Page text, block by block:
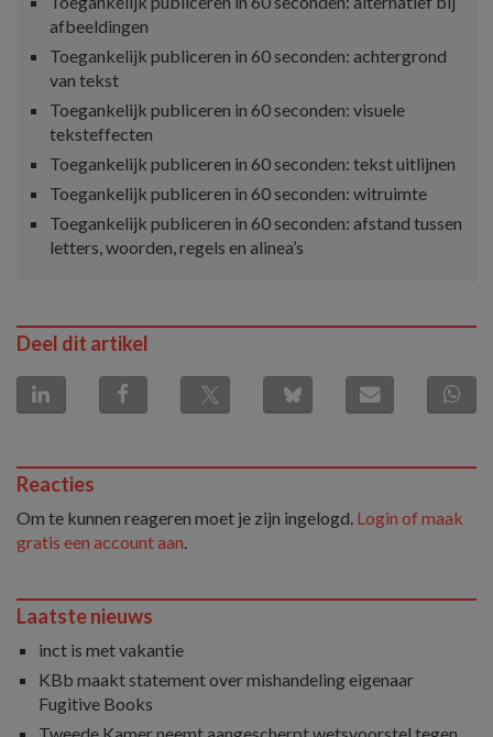
afbeeldingen
Toegankelijk publiceren in 60 seconden: achtergrond
van tekst
Toegankelijk publiceren in 60 seconden: visuele
teksteffecten
Toegankelijk publiceren in 60 seconden: tekst uitlijnen
Toegankelijk publiceren in 60 seconden: witruimte
Toegankelijk publiceren in 60 seconden: afstand tussen
letters, woorden, regels en alinea’s
Deel dit artikel
Reacties
Om te kunnen reageren moet je zijn ingelogd. Login of maak
gratis een account aan.
Laatste nieuws
inct is met vakantie
KBb maakt statement over mishandeling eigenaar
Fugitive Books